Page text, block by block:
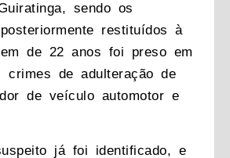
sendo os
restituídos à
de 22 anos foi preso em
crimes de adulteração de
de veículo automotor e
já foi identificado, e